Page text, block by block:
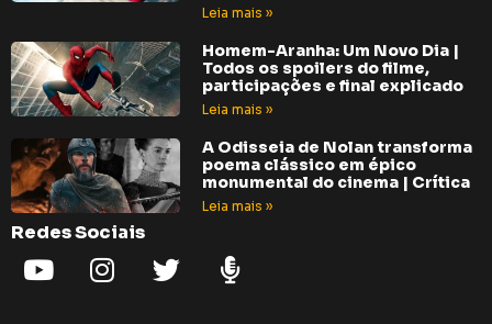
Leia mais »
Homem-Aranha: Um Novo Dia |
Todos os spoilers do filme,
participações e final explicado
Leia mais »
A Odisseia de Nolan transforma
poema clássico em épico
monumental do cinema | Crítica
Leia mais »
Redes Sociais